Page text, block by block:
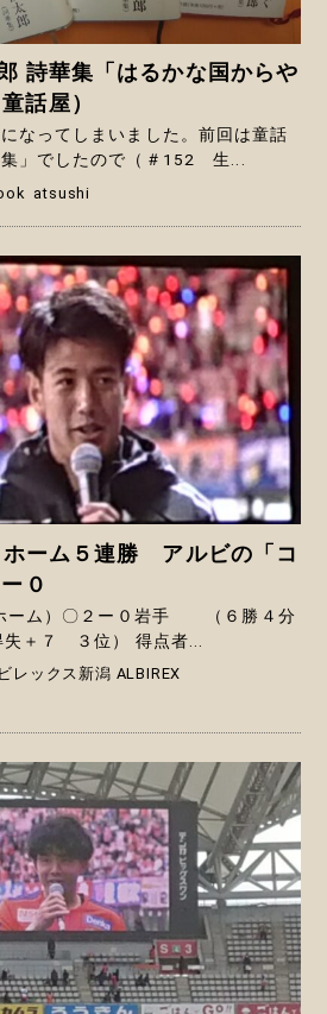
詩華集「はるかな国からや
話屋）
なってしまいました。前回は童話
」でしたので（＃152 生...
atsushi
ーム５連勝 アルビの「コ
０
ーム）〇２ー０岩手 （６勝４分
＋７ ３位） 得点者...
レックス新潟 ALBIREX